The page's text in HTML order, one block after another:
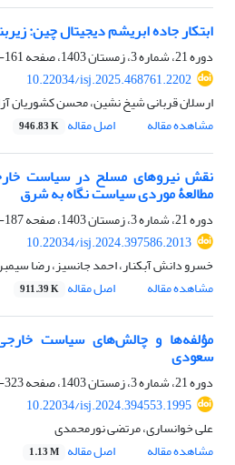
ابتکار جاده ابریشم دیجیتال چین:
دوره 21، شماره 3، زمستان 1403، صفحه
161-185
10.22034/isj.2025.468761.2202
ارسلان قربانی شیخ نشین، محسن کشوریان
مشاهده مقاله
اصل مقاله 946.83 K
نقش نیروهای مسلح در سیاست
مطالعۀ موردی سیاست نگاه به شرق
دوره 21، شماره 3، زمستان 1403، صفحه
187-208
10.22034/isj.2024.397586.2013
خسرو دانش آبکنار، احمد جانسیز، رضا
مشاهده مقاله
اصل مقاله 911.39 K
مؤلفه‌ها و چالش‌های سیاست
سعودی
دوره 21، شماره 3، زمستان 1403، صفحه
323-347
10.22034/isj.2024.394553.1995
علی خوانساری، مرتضی نورمحمدی
مشاهده مقاله
اصل مقاله 1.13 M